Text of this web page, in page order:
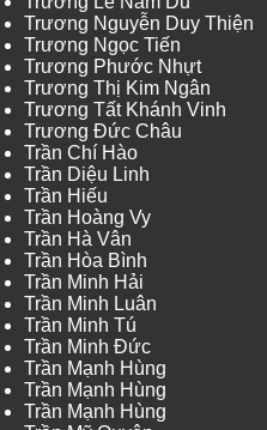
Trương Nguyễn Duy Thiện
Trương Ngọc Tiến
Trương Phước Nhựt
Trương Thị Kim Ngân
Trương Tất Khánh Vinh
Trương Đức Châu
Trần Chí Hào
Trần Diệu Linh
Trần Hiếu
Trần Hoàng Vy
Trần Hà Vân
Trần Hòa Bình
Trần Minh Hải
Trần Minh Luân
Trần Minh Tú
Trần Minh Đức
Trần Mạnh Hùng
Trần Mạnh Hùng
Trần Mạnh Hùng